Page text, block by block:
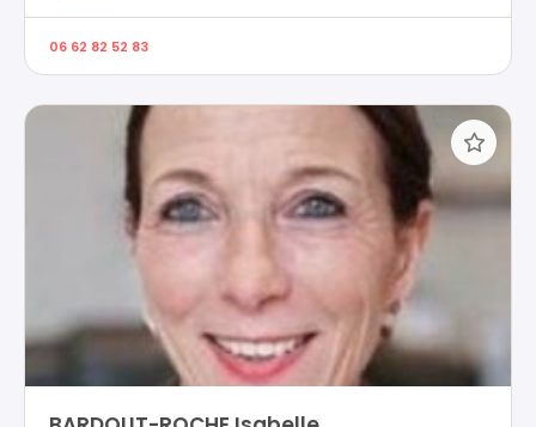
06 62 82 52 83